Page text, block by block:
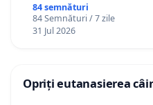
84 semnături
84 Semnături / 7 zile
31 Jul 2026
Opriți eutanasierea